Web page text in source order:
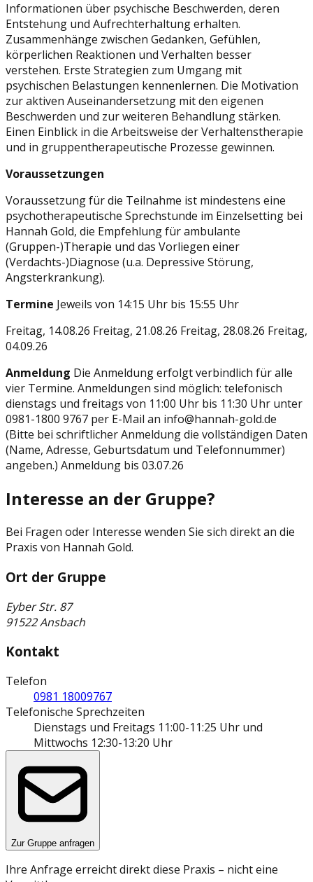
Informationen über psychische Beschwerden, deren
Entstehung und Aufrechterhaltung erhalten.
Zusammenhänge zwischen Gedanken, Gefühlen,
körperlichen Reaktionen und Verhalten besser
verstehen. Erste Strategien zum Umgang mit
psychischen Belastungen kennenlernen. Die Motivation
zur aktiven Auseinandersetzung mit den eigenen
Beschwerden und zur weiteren Behandlung stärken.
Einen Einblick in die Arbeitsweise der Verhaltenstherapie
und in gruppentherapeutische Prozesse gewinnen.
Voraussetzungen
Voraussetzung für die Teilnahme ist mindestens eine
psychotherapeutische Sprechstunde im Einzelsetting bei
Hannah Gold, die Empfehlung für ambulante
(Gruppen-)Therapie und das Vorliegen einer
(Verdachts-)Diagnose (u.a. Depressive Störung,
Angsterkrankung).
Termine Jeweils von 14:15 Uhr bis 15:55 Uhr
Freitag, 14.08.26 Freitag, 21.08.26 Freitag, 28.08.26 Freitag,
04.09.26
Anmeldung Die Anmeldung erfolgt verbindlich für alle
vier Termine. Anmeldungen sind möglich: telefonisch
dienstags und freitags von 11:00 Uhr bis 11:30 Uhr unter
0981-1800 9767 per E-Mail an info@hannah-gold.de
(Bitte bei schriftlicher Anmeldung die vollständigen Daten
(Name, Adresse, Geburtsdatum und Telefonnummer)
angeben.) Anmeldung bis 03.07.26
Interesse an der Gruppe?
Bei Fragen oder Interesse wenden Sie sich direkt an die
Praxis von Hannah Gold.
Ort der Gruppe
Eyber Str. 87
91522 Ansbach
Kontakt
Telefon
0981 18009767
Telefonische Sprechzeiten
Dienstags und Freitags 11:00-11:25 Uhr und
Mittwochs 12:30-13:20 Uhr
Zur Gruppe anfragen
Ihre Anfrage erreicht direkt diese Praxis – nicht eine